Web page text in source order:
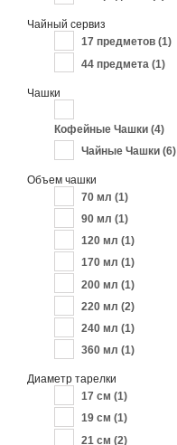
Чайный сервиз
17 предметов (1)
44 предмета (1)
Чашки
Кофейные Чашки (4)
Чайные Чашки (6)
Объем чашки
70 мл (1)
90 мл (1)
120 мл (1)
170 мл (1)
200 мл (1)
220 мл (2)
240 мл (1)
360 мл (1)
Диаметр тарелки
17 см (1)
19 см (1)
21 см (2)